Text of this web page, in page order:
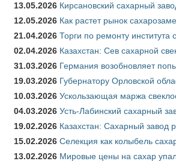
13.05.2026 Кирсановский сахарный
12.05.2026 Как растет рынок
21.04.2026 Торги по ремонту
02.04.2026 Казахстан: Сев сахарной
31.03.2026 Германия возобновляет
19.03.2026 Губернатору Орловской
10.03.2026 Ускользающая маржа
04.03.2026 Усть-Лабинский сахарный
19.02.2026 Казахстан: Сахарный завод
15.02.2026 Селекция как колыбель
13.02.2026 Мировые цены на сахар